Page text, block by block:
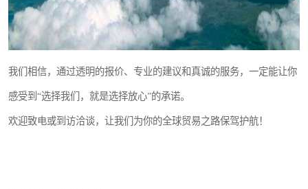
我们相信，通过透明的报价、专业的建议和真诚的服务，一定能让你
感受到“选择我们，就是选择放心”的承诺。
欢迎致电或到访洽谈，让我们为你的全球贸易之路保驾护航！